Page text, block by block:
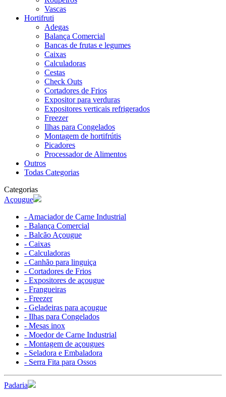
Vascas
Hortifruti
Adegas
Balança Comercial
Bancas de frutas e legumes
Caixas
Calculadoras
Cestas
Check Outs
Cortadores de Frios
Expositor para verduras
Expositores verticais refrigerados
Freezer
Ilhas para Congelados
Montagem de hortifrútis
Picadores
Processador de Alimentos
Outros
Todas Categorias
Categorias
Açougue
- Amaciador de Carne Industrial
- Balança Comercial
- Balcão Açougue
- Caixas
- Calculadoras
- Canhão para linguiça
- Cortadores de Frios
- Expositores de açougue
- Frangueiras
- Freezer
- Geladeiras para açougue
- Ilhas para Congelados
- Mesas inox
- Moedor de Carne Industrial
- Montagem de açougues
- Seladora e Embaladora
- Serra Fita para Ossos
Padaria